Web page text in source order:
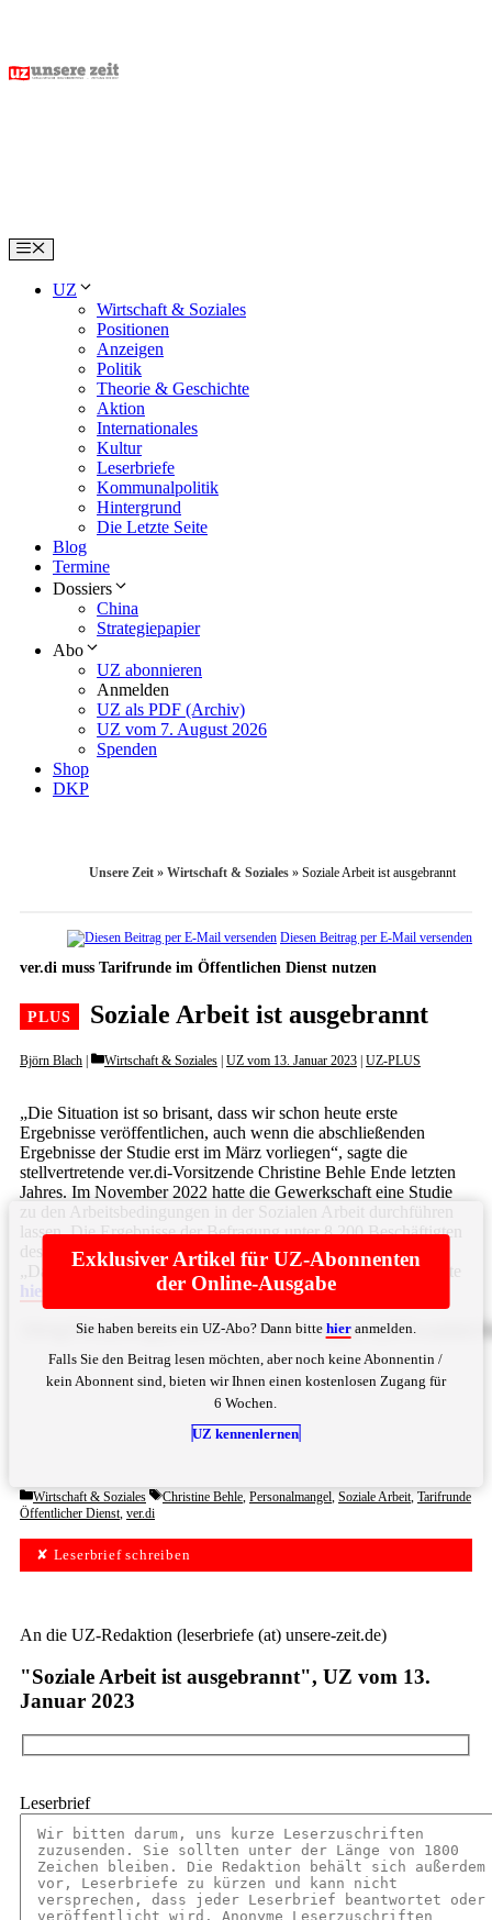
content
Menu
UZ
Wirtschaft & Soziales
Positionen
Anzeigen
Politik
Theorie & Geschichte
Aktion
Internationales
Kultur
Leserbriefe
Kommunalpolitik
Hintergrund
Die Letzte Seite
Blog
Termine
Dossiers
China
Strategiepapier
Abo
UZ abonnieren
Anmelden
UZ als PDF (Archiv)
UZ vom 7. August 2026
Spenden
Shop
DKP
Unsere Zeit » Wirtschaft & Soziales » Soziale Arbeit ist ausgebrannt
Diesen Beitrag per E-Mail versenden
ver.di muss Tarifrunde im Öffentlichen Dienst nutzen
Soziale Arbeit ist ausgebrannt
Björn Blach Categories
Wirtschaft & Soziales UZ vom 13. Januar 2023 UZ-PLUS
„Die Situation ist so brisant, dass wir schon heute erste
Ergebnisse veröffentlichen, auch wenn die abschließenden
Ergebnisse der Studie erst im März vorliegen“, sagte die
stellvertretende ver.di-Vorsitzende Christine Behle Ende letzten
Jahres. Im November 2022 hatte die Gewerkschaft eine Studie
zu den Arbeitsbedingungen in der Sozialen Arbeit durchführen
lassen. Die Ergebnisse der Befragung unter 8.200 Beschäftigten
des sozialen Bereichs offenbaren eine dramatische Situation:
„Das Burnout-Risiko der Beschäftigten ist extrem hoch. ... Bitte
hier
Exklusiver Artikel für UZ-Abonnenten
der Online-Ausgabe
Sie haben bereits ein UZ-Abo? Dann bitte hieranmelden.
Falls Sie den Beitrag lesen möchten, aber noch keine Abonnentin /
kein Abonnent sind, bieten wir Ihnen einen kostenlosen Zugang für
6 Wochen.
UZ kennenlernen
Categories
Wirtschaft & Soziales Tags
Christine Behle, Personalmangel, Soziale Arbeit, Tarifrunde
Öffentlicher Dienst, ver.di
✘ Leserbrief schreiben
An die UZ-Redaktion (leserbriefe (at) unsere-zeit.de)
"Soziale Arbeit ist ausgebrannt", UZ vom 13.
Januar 2023
Leserbrief